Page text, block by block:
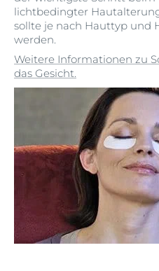
lichtbedingter
sollte je nach Hauttyp und
werden.
Weitere Informationen zu
das Gesicht.